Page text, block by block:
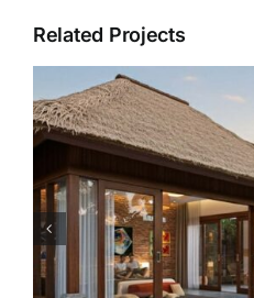
Related Projects
Rumah
Sentuhan